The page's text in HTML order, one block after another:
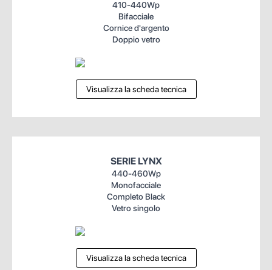
410-440Wp
Bifacciale
Cornice d'argento
Doppio vetro
Visualizza la scheda tecnica
SERIE LYNX
440-460Wp
Monofacciale
Completo Black
Vetro singolo
Visualizza la scheda tecnica